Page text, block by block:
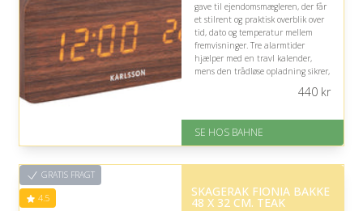
gave til ejendomsmægleren, der får
et stilrent og praktisk overblik over
tid, dato og temperatur mellem
fremvisninger. Tre alarmtider
hjælper med en travl kalender,
mens den trådløse opladning sikrer,
På lager
Levering: 1-3 hverdage
Fremragende Trustpilot rating
440kr
SE HOS BAHNE
GRATIS FRAGT
4.5 SKAGERAK FIONIA BAKKE
48 X 32 CM. TEAK